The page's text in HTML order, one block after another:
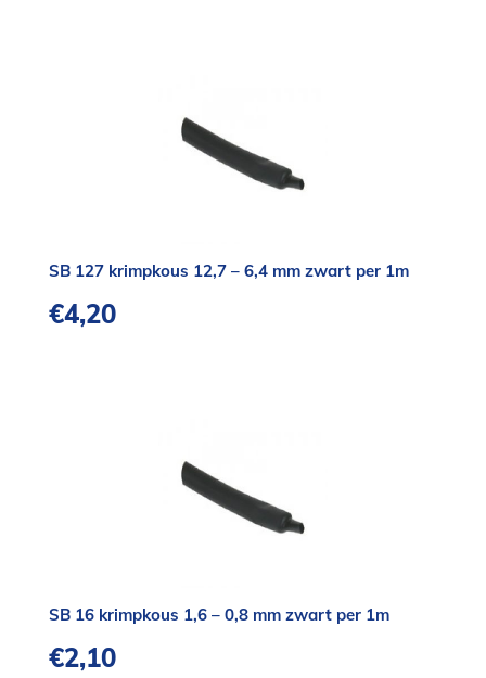
SB 127 krimpkous 12,7 – 6,4 mm zwart per 1m
€4,20
SB 16 krimpkous 1,6 – 0,8 mm zwart per 1m
€2,10